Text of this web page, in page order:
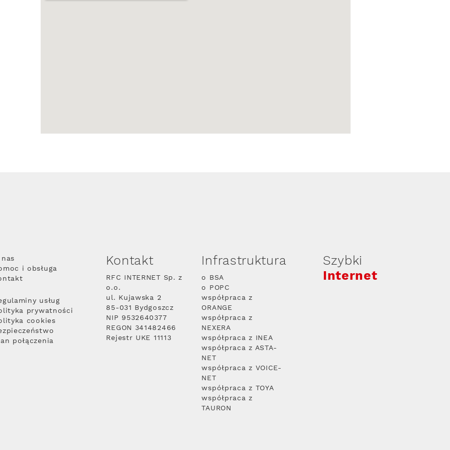
i obsługa
usług
prywatności
cookies
połączenia
Kontakt
RFC INTERNET Sp. z
o.o.
ul. Kujawska 2
85-031 Bydgoszcz
NIP 9532640377
REGON 341482466
Rejestr UKE 11113
Infrastruktura
o BSA
o POPC
współpraca z
ORANGE
współpraca z
NEXERA
współpraca z INEA
współpraca z ASTA-
NET
współpraca z VOICE-
NET
współpraca z TOYA
współpraca z
TAURON
Szybki
Internet